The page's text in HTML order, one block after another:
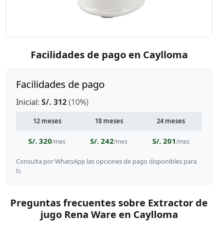
Facilidades de pago en Caylloma
Facilidades de pago
Inicial: S/. 312(10%)
12 meses 18 meses 24 meses
S/. 320/mes S/. 242/mes S/. 201/mes
Consulta por WhatsApp las opciones de pago disponibles para
ti.
Preguntas frecuentes sobre Extractor de
jugo Rena Ware en Caylloma